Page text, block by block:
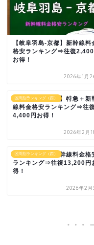
【岐阜羽島-京都】新幹線料
格安ランキング⇒往復2,400
お得！
2026年1月
区間別ランキング（西）
【大阪-加賀温泉】特急＋新
線料金格安ランキング⇒往
4,400円お得！
2026年2月
区間別ランキング（西）
【徳山-東京】新幹線料金格
ランキング⇒往復13,200円
得！
2026年2月